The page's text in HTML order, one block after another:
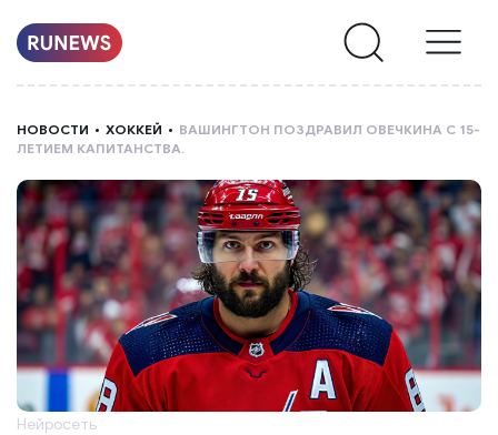
О
НАС
НОВОСТИ ХОККЕЙ
ВАШИНГТОН ПОЗДРАВИЛ ОВЕЧКИНА С 15-
ЛЕТИЕМ КАПИТАНСТВА.
Нейросеть